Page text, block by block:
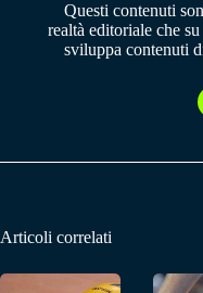
Questi contenuti
realtà editoriale che
sviluppa contenuti
Articoli correlati